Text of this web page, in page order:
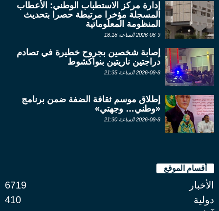
إدارة مركز الاستطباب الوطني: الأعطاب
المسجلة مؤخرا مرتبطة حصرا بتحديث
المنظومة المعلوماتية
2026-08-9 الساعة 18:18
إصابة شخصين بجروح خطيرة في تصادم
دراجتين ناريتين بنواكشوط
2026-08-8 الساعة 21:35
إطلاق موسم ثقافة الضفة ضمن برنامج
«وطني… وجهتي»
2026-08-8 الساعة 21:30
أقسام الموقع
الأخبار
6719
دولية
410